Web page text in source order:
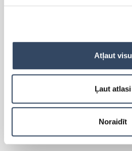
Atļaut visu
Ļaut atlasi
Noraidīt
Side-By-Side
Iebūvējamie ledusskapji
Lādes
Cigāru skapis
Aksesuāri